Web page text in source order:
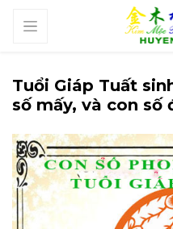
Tuổi Giáp Tuất
số mấy, và con số